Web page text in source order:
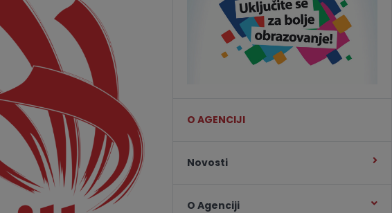
O AGENCIJI
Novosti
O Agenciji